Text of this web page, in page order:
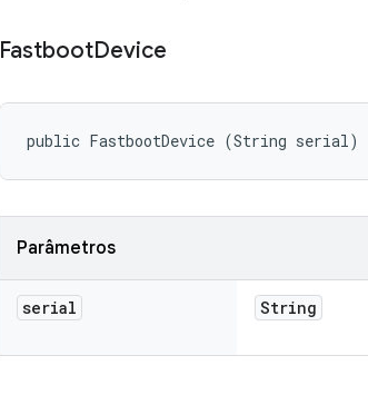
FastbootDevice
public FastbootDevice (String serial)
Parâmetros
serial String